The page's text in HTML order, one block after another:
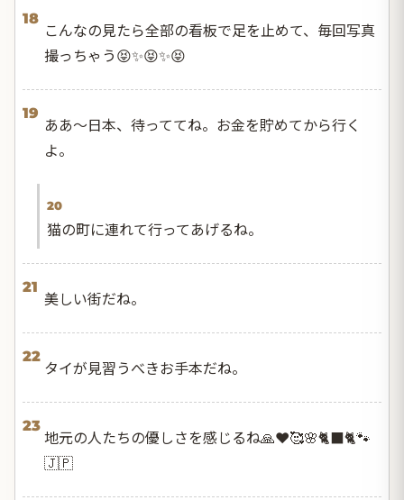
18
こんなの見たら全部の看板で足を止めて、毎回写真
撮っちゃう😝✨😝✨😝
19
ああ〜日本、待っててね。お金を貯めてから行く
よ。
20
猫の町に連れて行ってあげるね。
21
美しい街だね。
22
タイが見習うべきお手本だね。
23
地元の人たちの優しさを感じるね🙏❤️🥰🌸🐈‍⬛🐈🐾
🇯🇵